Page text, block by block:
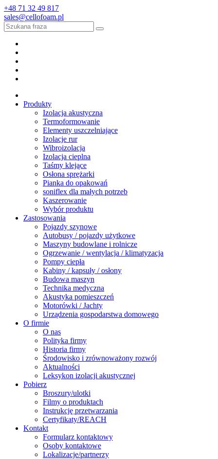
+48 71 32 49 817
sales@cellofoam.pl
Produkty
Izolacja akustyczna
Termoformowanie
Elementy uszczelniające
Izolacje rur
Wibroizolacja
Izolacja cieplna
Taśmy klejące
Osłona sprężarki
Pianka do opakowań
soniflex dla małych potrzeb
Kaszerowanie
Wybór produktu
Zastosowania
Pojazdy szynowe
Autobusy / pojazdy użytkowe
Maszyny budowlane i rolnicze
Ogrzewanie / wentylacja / klimatyzacja
Pompy ciepła
Kabiny / kapsuły / osłony
Budowa maszyn
Technika medyczna
Akustyka pomieszczeń
Motorówki / Jachty
Urządzenia gospodarstwa domowego
O firmie
O nas
Polityka firmy
Historia firmy
Środowisko i zrównoważony rozwój
Aktualności
Leksykon izolacji akustycznej
Pobierz
Broszury/ulotki
Filmy o produktach
Instrukcję przetwarzania
Certyfikaty/REACH
Kontakt
Formularz kontaktowy
Osoby kontaktowe
Lokalizacje/partnerzy